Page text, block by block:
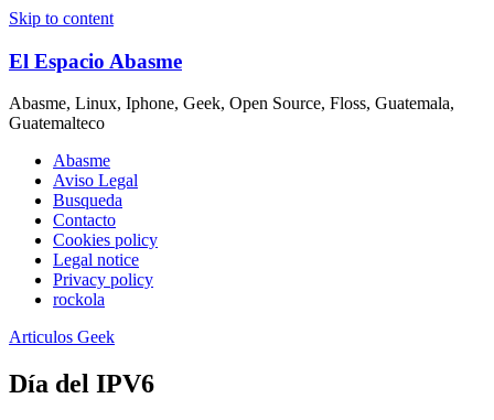
Skip to content
El Espacio Abasme
Abasme, Linux, Iphone, Geek, Open Source, Floss, Guatemala,
Guatemalteco
Abasme
Aviso Legal
Busqueda
Contacto
Cookies policy
Legal notice
Privacy policy
rockola
Articulos Geek
Día del IPV6